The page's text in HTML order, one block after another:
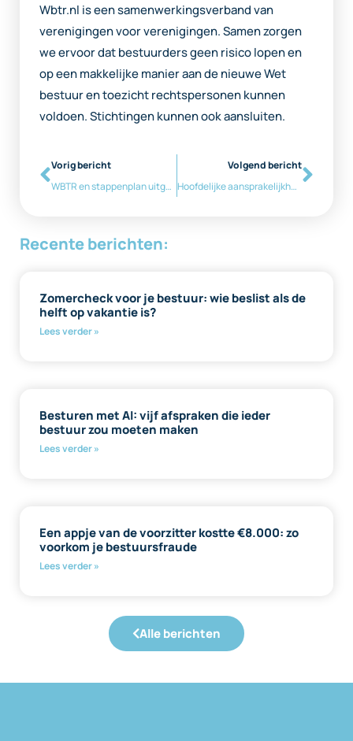
Wbtr.nl is een samenwerkingsverband van
verenigingen voor verenigingen. Samen zorgen
we ervoor dat bestuurders geen risico lopen en
op een makkelijke manier aan de nieuwe Wet
bestuur en toezicht rechtspersonen kunnen
voldoen. Stichtingen kunnen ook aansluiten.
Vorig bericht
WBTR en stappenplan uitgelegd in webinars
Volgend bericht
Hoofdelijke aansprakelijkheid van bestuursleden
Recente berichten:
Zomercheck voor je bestuur: wie beslist als de
helft op vakantie is?
Lees verder »
Besturen met AI: vijf afspraken die ieder
bestuur zou moeten maken
Lees verder »
Een appje van de voorzitter kostte €8.000: zo
voorkom je bestuursfraude
Lees verder »
Alle berichten